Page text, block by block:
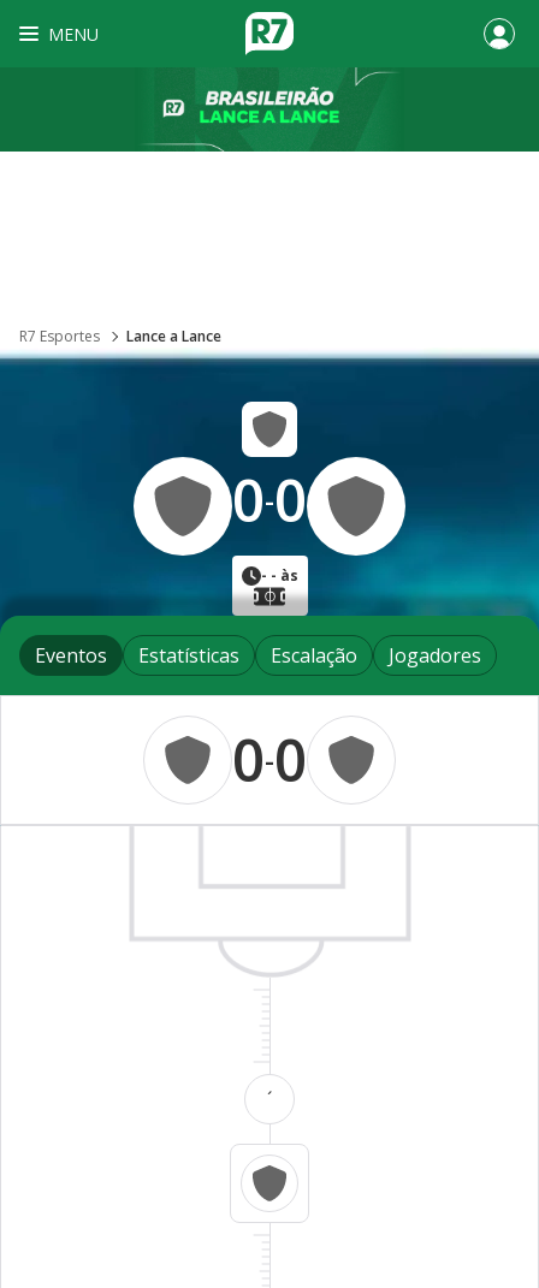
MENU
R7 Esportes Lance a Lance
0-0
- - às
Eventos Estatísticas Escalação Jogadores
0-0
´